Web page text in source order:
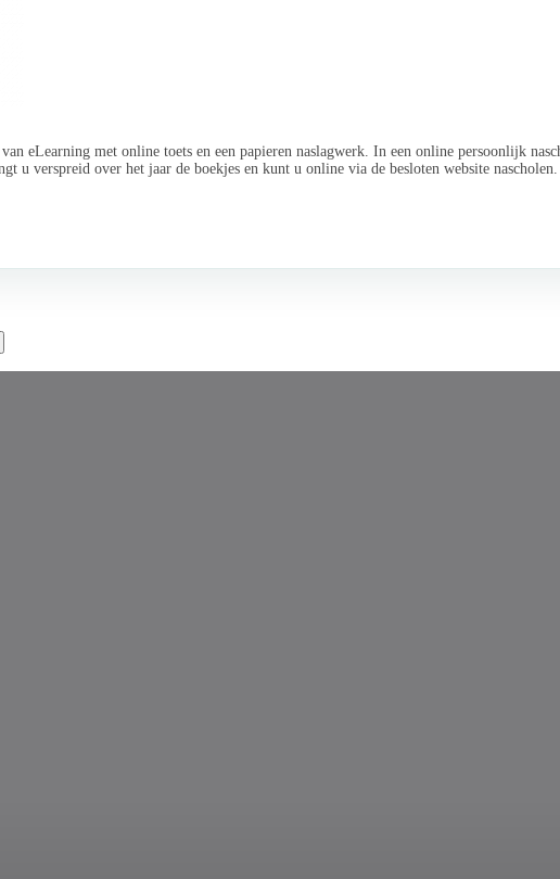
eLearning met online toets en een papieren naslagwerk. In een online persoonlijk
u verspreid over het jaar de boekjes en kunt u online via de besloten website